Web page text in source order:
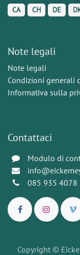
CA CH DE
Note legali
Note legali
Condizioni generali
Informativa sulla
Contattaci
Modulo di
085 935 4078
Copyright ©